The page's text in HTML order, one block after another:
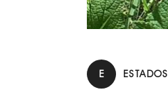
E ESTADOS